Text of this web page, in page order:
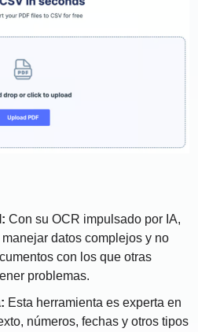
Con su OCR impulsado por IA,
datos complejos y no
con los que otras
problemas.
Esta herramienta es experta en
números, fechas y otros tipos